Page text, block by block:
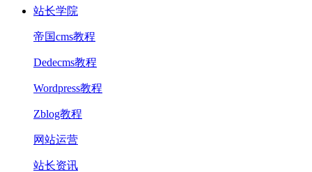
站长学院
帝国cms教程
Dedecms教程
Wordpress教程
Zblog教程
网站运营
站长资讯